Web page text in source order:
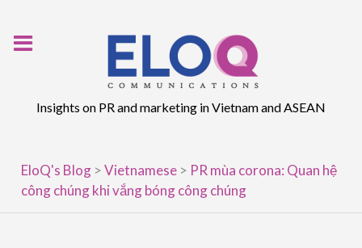
Insights on PR and marketing in Vietnam and ASEAN
EloQ's Blog >Vietnamese > PR mùa corona: Quan hệ
công chúng khi vắng bóng công chúng